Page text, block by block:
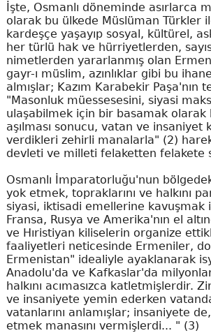
İşte, Osmanlı döneminde asırlarca
olarak bu ülkede Müslüman Türkler
kardeşçe yaşayıp sosyal, kültürel,
her türlü hak ve hürriyetlerden,
nimetlerden yararlanmış olan
gayr-ı müslim, azınlıklar gibi bu
almışlar; Kazım Karabekir Paşa'nın
"Masonluk müessesesini, siyasi
ulaşabilmek için bir basamak olarak
aşılması sonucu, vatan ve insaniyet
verdikleri zehirli manalarla" (2)
devleti ve milleti felaketten felakete
Osmanlı İmparatorluğu'nun
yok etmek, topraklarını ve halkını
siyasi, iktisadi emellerine kavuşmak
Fransa, Rusya ve Amerika'nın el
ve Hıristiyan kiliselerin organize
faaliyetleri neticesinde Ermeniler,
Ermenistan" idealiyle ayaklanarak
Anadolu'da ve Kafkaslar'da
halkını acımasızca katletmişlerdir.
ve insaniyete yemin ederken
vatanlarını anlamışlar; insaniyete
etmek manasını vermişlerdi... " (3)